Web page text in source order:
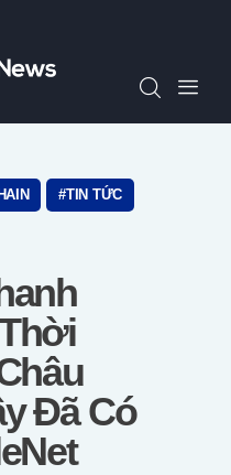
TIN TỨC
Đã Có